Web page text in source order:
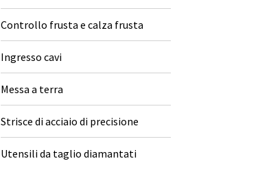
Controllo frusta e calza frusta
Ingresso cavi
Messa a terra
Strisce di acciaio di precisione
Utensili da taglio diamantati